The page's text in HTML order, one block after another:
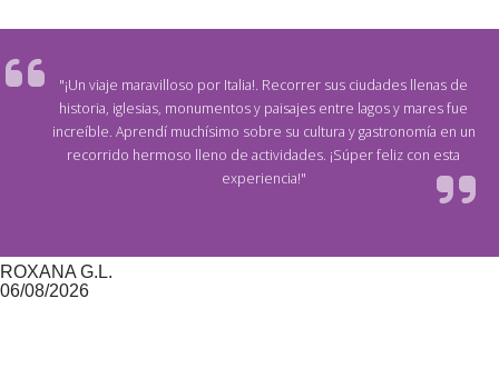
"¡Un viaje maravilloso por Italia!. Recorrer sus ciudades llenas de
historia, iglesias, monumentos y paisajes entre lagos y mares fue
increíble. Aprendí muchísimo sobre su cultura y gastronomía en un
recorrido hermoso lleno de actividades. ¡Súper feliz con esta
experiencia!"
ROXANA G.L.
06/08/2026